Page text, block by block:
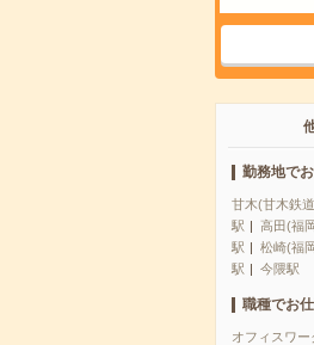
勤務地で
甘木(甘木鉄
駅
高田(福
駅
松崎(福
駅
今隈駅
職種でお
オフィスワー